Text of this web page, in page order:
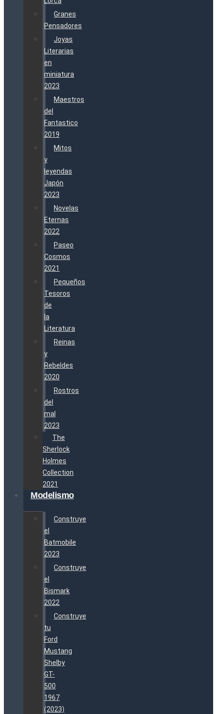
Granes
Pensadores
Joyas
Literarias
en
miniatura
2023
Maestros
del
Fantastico
2019
Mitos
y
leyendas
Japón
2023
Novelas
Eternas
2022
Paseo
Cosmos
2021
Pequeños
Tesoros
de
la
Literatura
Reinas
y
Rebeldes
2020
Rostros
del
mal
2023
The
Sherlock
Holmes
Collection
2021
Modelismo
Construye
el
Batmobile
2023
Construye
el
Bismark
2022
Construye
tu
Ford
Mustang
Shelby
GT-
500
1967
(2023)